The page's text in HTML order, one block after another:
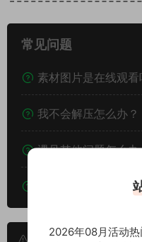
常见问题
素材图片是在线观看
我不会解压怎么办？
遇见其他问题怎么办
该资源能搬运分享吗
本文资源仅供个人
2026年08月活动